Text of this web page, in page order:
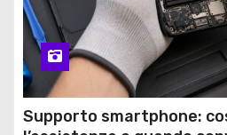
Supporto smartphone: